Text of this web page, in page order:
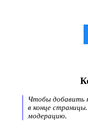
Чтобы добавить
в конце
модерацию.